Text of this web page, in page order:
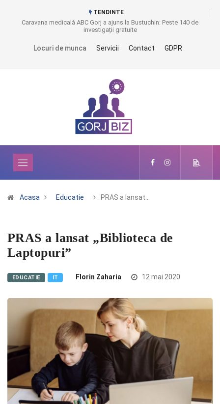
TENDINTE
Caravana medicală ABC Gorj a ajuns la Bustuchin: Peste 140 de
investigații gratuite
Locuri de munca Servicii Contact GDPR
Acasa Educatie PRAS a lansat…
PRAS a lansat „Biblioteca de
Laptopuri”
EDUCATIE IT Florin Zaharia 12 mai 2020